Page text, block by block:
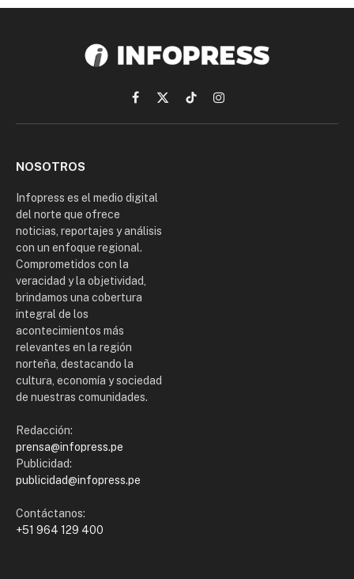
Facebook
X
(Twitter)
TikTokInstagram
NOSOTROS
Infopress es el medio digital
del norte que ofrece
noticias, reportajes y análisis
con un enfoque regional.
Comprometidos con la
veracidad y la objetividad,
brindamos una cobertura
integral de los
acontecimientos más
relevantes en la región
norteña, destacando la
cultura, economía y sociedad
de nuestras comunidades.
Redacción:
prensa@infopress.pe
Publicidad:
publicidad@infopress.pe
Contáctanos:
+51 964 129 400